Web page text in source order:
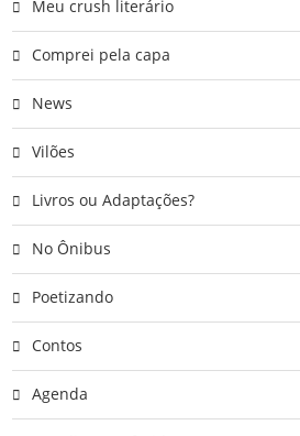
Meu crush literário
Comprei pela capa
News
Vilões
Livros ou Adaptações?
No Ônibus
Poetizando
Contos
Agenda